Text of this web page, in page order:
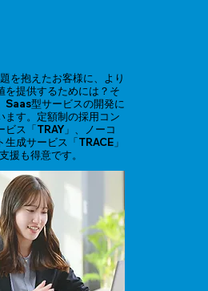
を抱えたお客様に、より
を提供するためには？そ
Saas型サービスの開発に
ます。定額制の採用コン
ビス「TRAY」、ノーコ
生成サービス「TRACE」
援も得意です。